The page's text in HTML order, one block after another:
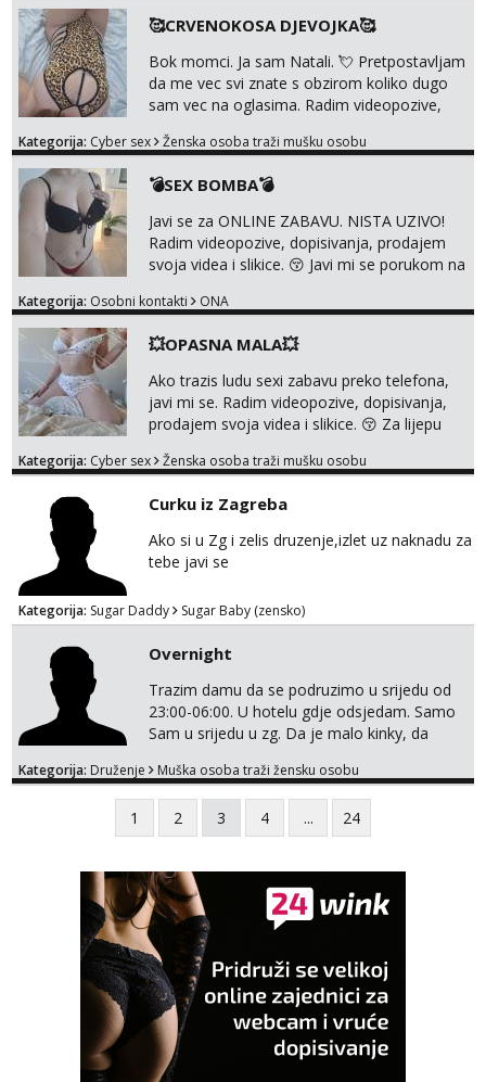
po svojoj mjeri. Sexi videa s kolegicama,
dečkom ili pak ja sama di se dovodim do
ludila. 🍑 Naravno ako ti moja ponuda nije
dovoljna uvije...
🥰CRVENOKOSA DJEVOJKA🥰
Bok momci. Ja sam Natali. 💘 Pretpostavljam
da me vec svi znate s obzirom koliko dugo
sam vec na oglasima. Radim videopozive,
Za lijepu suradnju javi mi se porukom na
0045
Kategorija: Cyber sex Ženska osoba traži mušku osobu
💣SEX BOMBA💣
Javi se za ONLINE ZABAVU. NISTA UZIVO!
Radim videopozive, dopisivanja, prodajem
svoja videa i slikice. 😚 Javi mi se porukom na
0045
Kategorija: Osobni kontakti ONA
💥OPASNA MALA💥
Ako trazis ludu sexi zabavu preko telefona,
javi mi se. Radim videopozive, dopisivanja,
prodajem svoja videa i slikice. 😚 Za lijepu
Viber ili Telegram. +385 91 723 0045
Kategorija: Cyber sex Ženska osoba traži mušku osobu
Curku iz Zagreba
Ako si u Zg i zelis druzenje,izlet uz naknadu za
tebe javi se
Kategorija: Sugar Daddy Sugar Baby (zensko)
Overnight
Trazim damu da se podruzimo u srijedu od
23:00-06:00. U hotelu gdje odsjedam. Samo
Sam u srijedu u zg. Da je malo kinky, da
party friendly, naravno ako nema kemije ,
nema potrebe da se gubi vrijeme . Samo ako
si ozbiljna. Javi se na email.
Kategorija: Druženje Muška osoba traži žensku osobu
1 2 3 4 ... 24